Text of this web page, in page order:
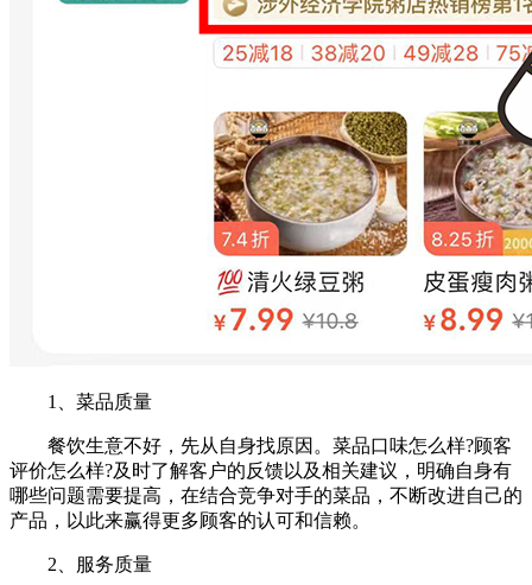
1、菜品质量
餐饮生意不好，先从自身找原因。菜品口味怎么样?顾客
评价怎么样?及时了解客户的反馈以及相关建议，明确自身有
哪些问题需要提高，在结合竞争对手的菜品，不断改进自己的
产品，以此来赢得更多顾客的认可和信赖。
2、服务质量